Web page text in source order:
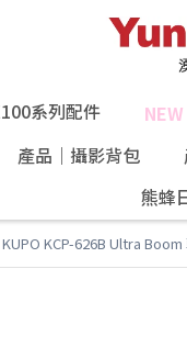
系列配件 NEW
產品｜攝影背包
熊蜂
KUPO KCP-626B Ultra